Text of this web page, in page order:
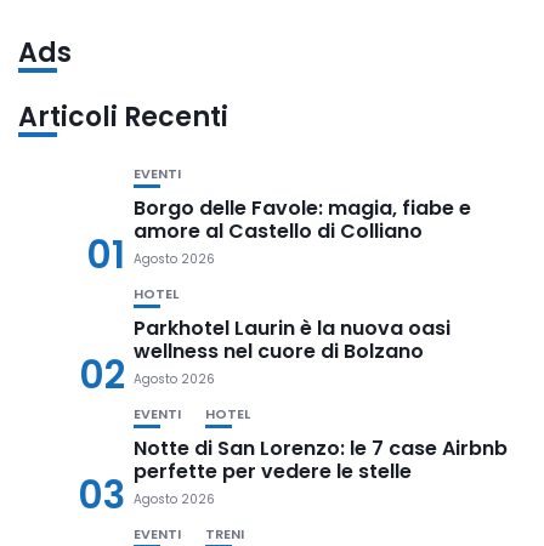
Ads
Articoli Recenti
01
EVENTI
Borgo delle Favole: magia, fiabe e
amore al Castello di Colliano
Agosto 2026
02
HOTEL
Parkhotel Laurin è la nuova oasi
wellness nel cuore di Bolzano
Agosto 2026
03
EVENTI HOTEL
Notte di San Lorenzo: le 7 case Airbnb
perfette per vedere le stelle
Agosto 2026
EVENTI TRENI